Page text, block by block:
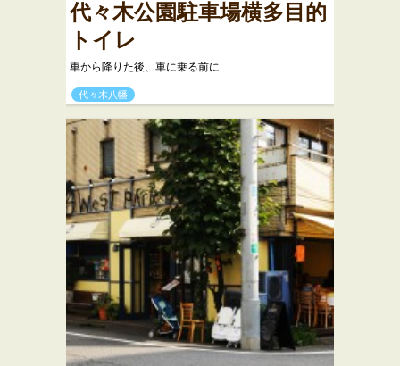
代々木公園駐車場横多目的
トイレ
車から降りた後、車に乗る前に
代々木八幡